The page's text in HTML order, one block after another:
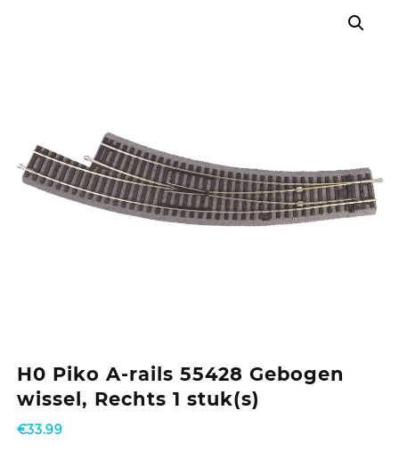
H0 Piko A-rails 55428 Gebogen
wissel, Rechts 1 stuk(s)
€33.99